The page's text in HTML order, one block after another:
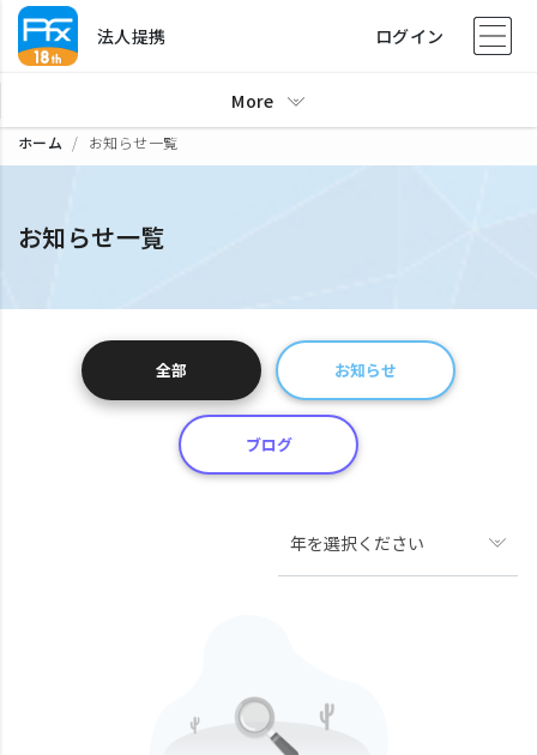
法人提携 ログイン
More
ホーム お知らせ一覧
お知らせ一覧
全部 お知らせ
ブログ
年を選択ください